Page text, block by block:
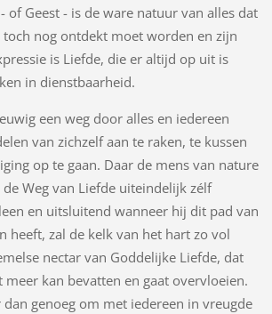
of Geest - is de ware natuur van alles dat
toch nog ontdekt moet worden en zijn
is Liefde, die er altijd op uit is
in dienstbaarheid.
een weg door alles en iedereen
van zichzelf aan te raken, te kussen
op te gaan. Daar de mens van nature
Weg van Liefde uiteindelijk zélf
en uitsluitend wanneer hij dit pad van
heeft, zal de kelk van het hart zo vol
nectar van Goddelijke Liefde, dat
meer kan bevatten en gaat overvloeien.
genoeg om met iedereen in vreugde